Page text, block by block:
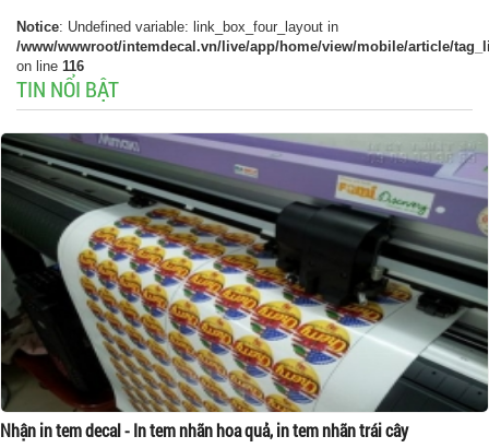
Notice: Undefined variable: link_box_four_layout in
/www/wwwroot/intemdecal.vn/live/app/home/view/mobile/article/
on line 116
TIN NỔI BẬT
Nhận in tem decal - In tem nhãn hoa quả, in tem nhãn trái cây